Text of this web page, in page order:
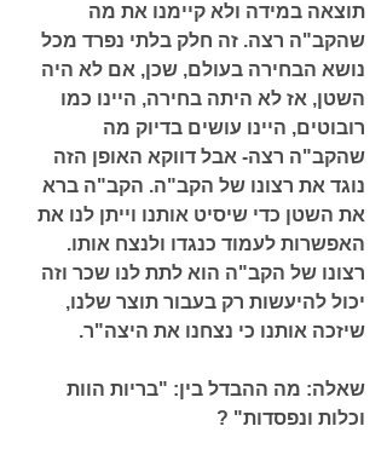
תוצאה במידה ולא קיימנו את מה
שהקב"ה רצה. זה חלק בלתי נפרד מכל
נושא הבחירה בעולם, שכן, אם לא היה
השטן, אז לא היתה בחירה, היינו כמו
רובוטים, היינו עושים בדיוק מה
שהקב"ה רצה- אבל דווקא האופן הזה
נוגד את רצונו של הקב"ה. הקב"ה ברא
את השטן כדי שיסיט אותנו וייתן לנו את
האפשרות לעמוד כנגדו ולנצח אותו.
רצונו של הקב"ה הוא לתת לנו שכר וזה
יכול להיעשות רק בעבור תוצר שלנו,
שיזכה אותנו כי נצחנו את היצה"ר.
שאלה: מה ההבדל בין: "בריות הוות
וכלות ונפסדות" ?